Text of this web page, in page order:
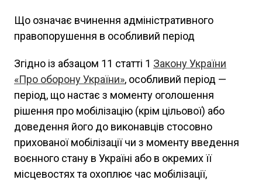
Що означає вчинення адміністративного
правопорушення в особливий період
Згідно із абзацом 11 статті 1 Закону України
«Про оборону України», особливий період —
період, що настає з моменту оголошення
рішення про мобілізацію (крім цільової) або
доведення його до виконавців стосовно
прихованої мобілізації чи з моменту введення
воєнного стану в Україні або в окремих її
місцевостях та охоплює час мобілізації,